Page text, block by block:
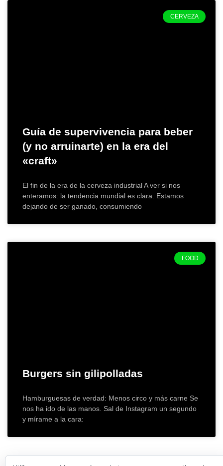
CERVEZA
Guía de supervivencia para beber
(y no arruinarte) en la era del
«craft»
​El fin de la era de la cerveza industrial A ver si nos
enteramos: la tendencia mundial es clara. Estamos
dejando de ser ganado, consumiendo
FOOD
Burgers sin gilipolladas
Hamburguesas de verdad: Menos circo y más carne Se
nos ha ido de las manos. Sal de Instagram un segundo
y mírame a la cara: